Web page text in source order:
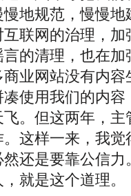
地规范，慢慢地
联网的治理，加
的清理，也在
业网站没有内
使用我们的内容
。但这两年，主
这样一来，我觉
还是要靠公信力
就是这个道理。